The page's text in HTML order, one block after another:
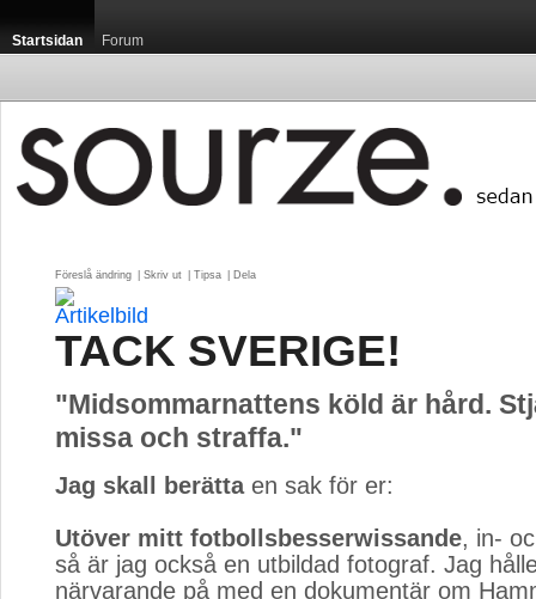
Startsidan Forum
Föreslå ändring Skriv ut Tipsa Dela
TACK SVERIGE!
"Midsommarnattens köld är hård.
missa och straffa."
Jag skall berättaen sak för er:
Utöver mitt fotbollsbesserwissande, in-
så är jag också en utbildad fotograf. Jag
närvarande på med en dokumentär om